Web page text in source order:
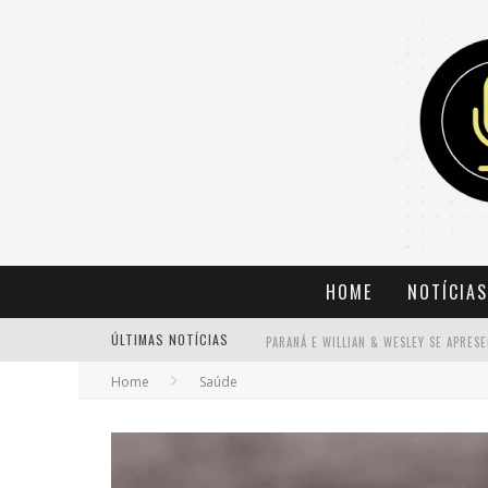
HOME NOTÍCIAS
ÚLTIMAS NOTÍCIAS
BANDA MOLE DE BH ANUNCIA KAYETE
Home Saúde